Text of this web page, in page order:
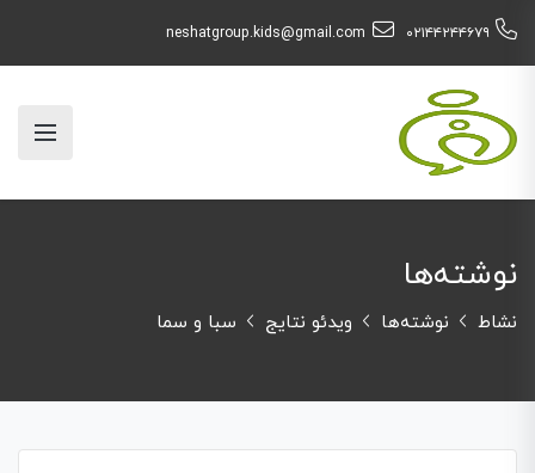
۰۲۱۴۴۲۴۴۶۷۹ neshatgroup.kids@gmail.com
نوشته‌ها
نشاط نوشته‌ها ویدئو نتایج سبا و سما